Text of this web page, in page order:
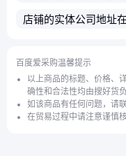
店铺的实体公司地址在
介绍下快干水泥的优
百度爱采购温馨提示
以上商品的标题、价格、
确性和合法性均由搜好货负
如该商品有任何问题，请
在贸易过程中请注意谨慎核